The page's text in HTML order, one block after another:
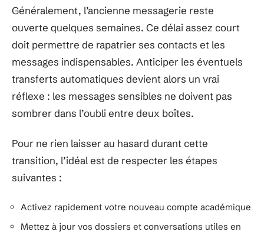
Généralement, l’ancienne messagerie reste
ouverte quelques semaines. Ce délai assez court
doit permettre de rapatrier ses contacts et les
messages indispensables. Anticiper les éventuels
transferts automatiques devient alors un vrai
réflexe : les messages sensibles ne doivent pas
sombrer dans l’oubli entre deux boîtes.
Pour ne rien laisser au hasard durant cette
transition, l’idéal est de respecter les étapes
suivantes :
Activez rapidement votre nouveau compte académique
Mettez à jour vos dossiers et conversations utiles en